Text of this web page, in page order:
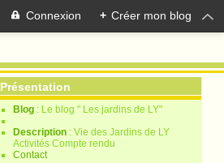
Connexion + Créer mon blog
Présentation
Blog : Le blog " Les jardins de LY"
Description : Vie des Jardins de LY
Activités Compte rendu
Contact